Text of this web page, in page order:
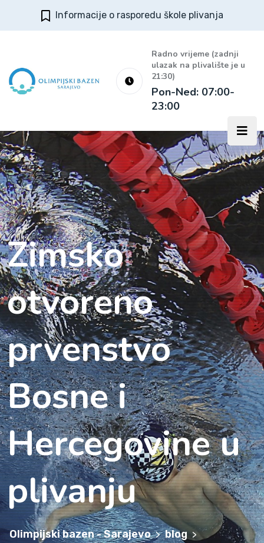
Informacije o rasporedu škole plivanja
Radno vrijeme (zadnji
ulazak na plivalište je u
21:30)
Pon-Ned: 07:00-
23:00
Zimsko
otvoreno
prvenstvo
Bosne i
Hercegovine u
plivanju
Olimpijski bazen - Sarajevo > blog >